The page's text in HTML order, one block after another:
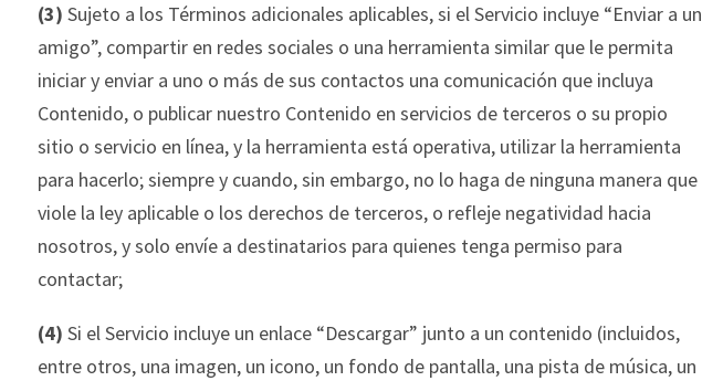
(3) Sujeto a los Términos adicionales aplicables, si el Servicio incluye “Enviar a un
amigo”, compartir en redes sociales o una herramienta similar que le permita
iniciar y enviar a uno o más de sus contactos una comunicación que incluya
Contenido, o publicar nuestro Contenido en servicios de terceros o su propio
sitio o servicio en línea, y la herramienta está operativa, utilizar la herramienta
para hacerlo; siempre y cuando, sin embargo, no lo haga de ninguna manera que
viole la ley aplicable o los derechos de terceros, o refleje negatividad hacia
nosotros, y solo envíe a destinatarios para quienes tenga permiso para
contactar;
(4) Si el Servicio incluye un enlace “Descargar” junto a un contenido (incluidos,
entre otros, una imagen, un icono, un fondo de pantalla, una pista de música, un